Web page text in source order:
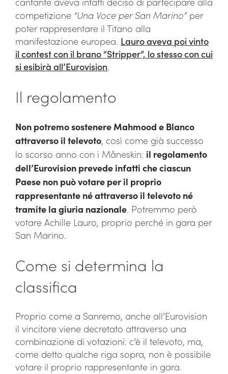
competizione “Una Voce per San Marino”per
poter rappresentare il Titano alla
manifestazione europea. Lauro aveva poi vinto
il contest con il brano “Stripper”, lo stesso con cui
si esibirà all’Eurovision.
Il regolamento
Non potremo sostenere Mahmood e Blanco
attraverso il televoto, così come già successo
lo scorso anno con i Måneskin: il regolamento
dell’Eurovision prevede infatti che ciascun
Paese non può votare per il proprio
rappresentante né attraverso il televoto né
tramite la giuria nazionale. Potremmo però
votare Achille Lauro, proprio perché in gara per
San Marino.
Come si determina la
classifica
Proprio come a Sanremo, anche all’Eurovision
il vincitore viene decretato attraverso una
combinazione di votazioni: c’è il televoto, ma,
come detto qualche riga sopra, non è possibile
votare il proprio rappresentante in gara.